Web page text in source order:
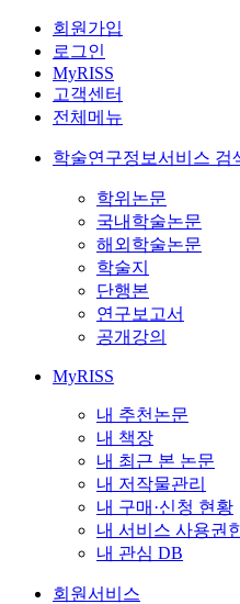
회원가입
로그인
MyRISS
고객센터
전체메뉴
학술연구정보서비스 검
학위논문
국내학술논문
해외학술논문
학술지
단행본
연구보고서
공개강의
MyRISS
내 추천논문
내 책장
내 최근 본 논문
내 저작물관리
내 구매·신청 현황
내 서비스 사용권
내 관심 DB
회원서비스